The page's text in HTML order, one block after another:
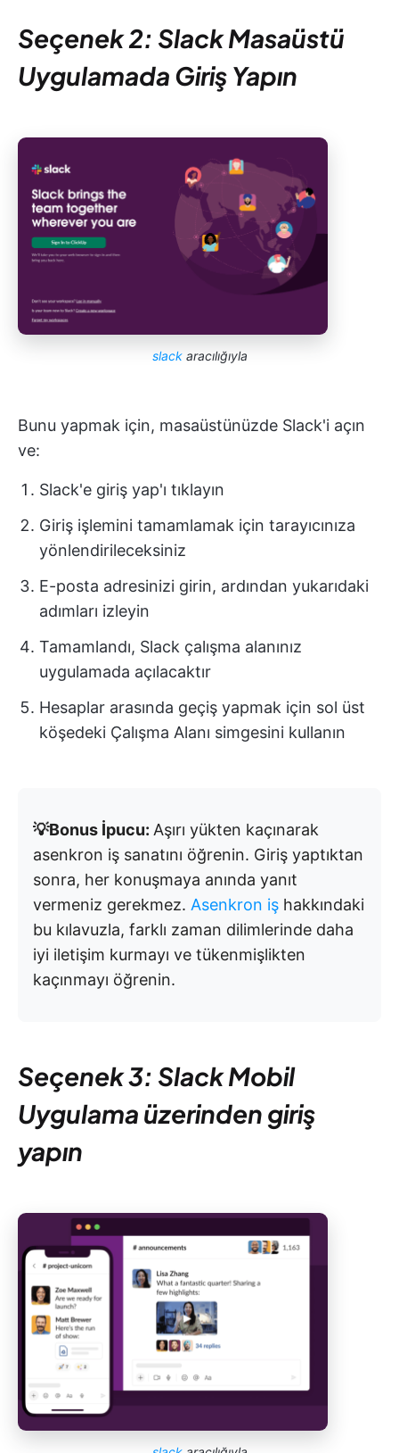
Seçenek 2: Slack Masaüstü
Uygulamada Giriş Yapın
slackaracılığıyla
Bunu yapmak için, masaüstünüzde Slack'i açın
ve:
Slack'e giriş yap'ı tıklayın
Giriş işlemini tamamlamak için tarayıcınıza
yönlendirileceksiniz
E-posta adresinizi girin, ardından yukarıdaki
adımları izleyin
Tamamlandı, Slack çalışma alanınız
uygulamada açılacaktır
Hesaplar arasında geçiş yapmak için sol üst
köşedeki Çalışma Alanı simgesini kullanın
💡Bonus İpucu: Aşırı yükten kaçınarak
asenkron iş sanatını öğrenin. Giriş yaptıktan
sonra, her konuşmaya anında yanıt
vermeniz gerekmez. Asenkron iş hakkındaki
bu kılavuzla, farklı zaman dilimlerinde daha
iyi iletişim kurmayı ve tükenmişlikten
kaçınmayı öğrenin.
Seçenek 3: Slack Mobil
Uygulama üzerinden giriş
yapın